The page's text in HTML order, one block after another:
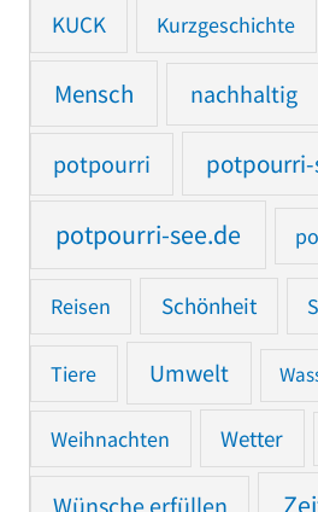
KUCK Kurzgeschichte
Mensch nachhaltig
potpourri potpourri-
potpourri-see.de
Reisen Schönheit
Tiere Umwelt
Weihnachten Wetter
Wünsche erfüllen